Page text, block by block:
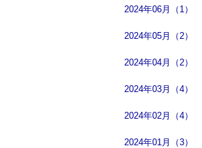
2024年06月（1）
2024年05月（2）
2024年04月（2）
2024年03月（4）
2024年02月（4）
2024年01月（3）